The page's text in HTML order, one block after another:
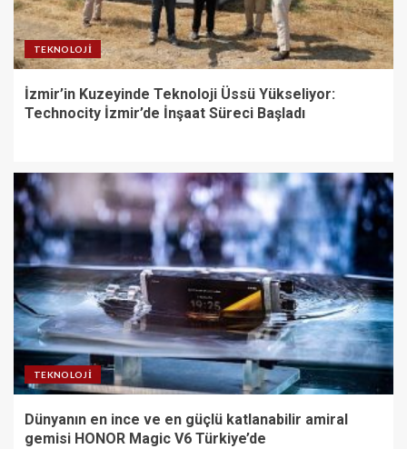
TEKNOLOJI
İzmir’in Kuzeyinde Teknoloji Üssü Yükseliyor:
Technocity İzmir’de İnşaat Süreci Başladı
TEKNOLOJI
Dünyanın en ince ve en güçlü katlanabilir amiral
gemisi HONOR Magic V6 Türkiye’de